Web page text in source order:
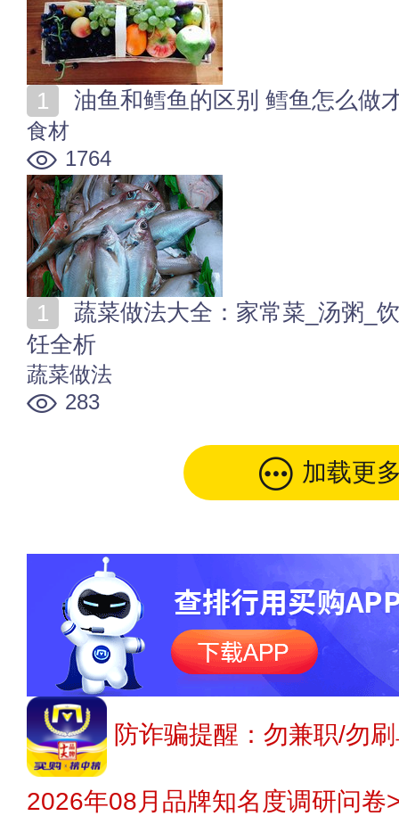
油鱼和鳕鱼的区别 鳕鱼怎么做
食材
1764
饪全析
蔬菜做法
283
加载更
防诈骗提醒：勿兼职/勿
2026年08月品牌知名度调研问卷